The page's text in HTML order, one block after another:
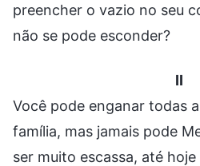
preencher o vazio no seu
não se pode esconder?
II
Você pode enganar todas
família, mas jamais pode
ser muito escassa, até